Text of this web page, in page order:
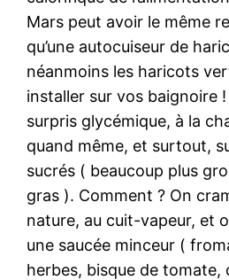
Mars peut avoir le même
qu’une autocuiseur de
néanmoins les haricots
installer sur vos baignoire
surpris glycémique, à la
quand même, et surtout,
sucrés ( beaucoup plus
gras ). Comment ? On
nature, au cuit-vapeur, et
une saucée minceur (
herbes, bisque de